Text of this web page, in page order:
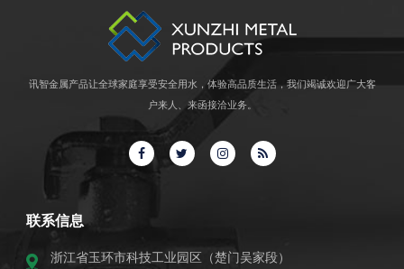
讯智金属产品让全球家庭享受安全用水，体验高品质生活，我们竭诚欢迎广大客
户来人、来函接洽业务。
联系信息
浙江省玉环市科技工业园区（楚门吴家段）